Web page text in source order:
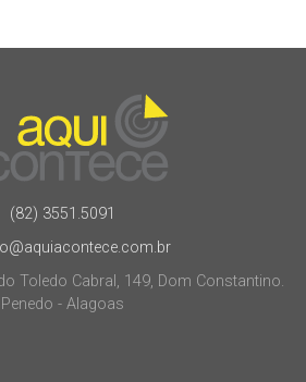
(82) 3551.5091
Toledo Cabral, 149, Dom Constantino.
Penedo - Alagoas